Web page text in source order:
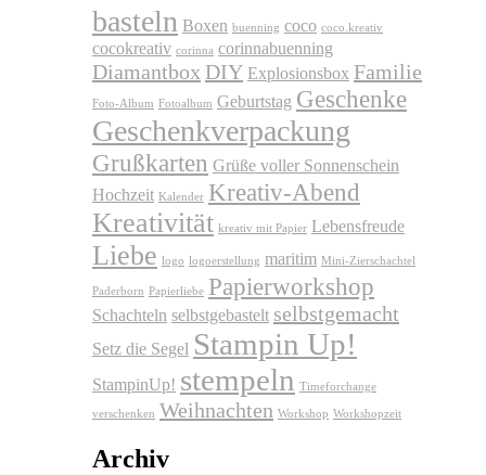
basteln Boxen buenning coco coco.kreativ
cocokreativ corinna corinnabuenning
Diamantbox DIY Explosionsbox Familie
Foto-Album Fotoalbum Geburtstag Geschenke
Geschenkverpackung
Grußkarten Grüße voller Sonnenschein
Hochzeit Kalender Kreativ-Abend
Kreativität kreativ mit Papier Lebensfreude
Liebe logo logoerstellung maritim Mini-Zierschachtel
Paderborn Papierliebe Papierworkshop
Schachteln selbstgebastelt selbstgemacht
Setz die Segel Stampin Up!
StampinUp! stempeln Timeforchange
verschenken Weihnachten Workshop Workshopzeit
Archiv